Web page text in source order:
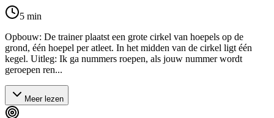
5 min
Opbouw: De trainer plaatst een grote cirkel van hoepels op de
grond, één hoepel per atleet. In het midden van de cirkel ligt één
kegel. Uitleg: Ik ga nummers roepen, als jouw nummer wordt
geroepen ren...
Meer lezen